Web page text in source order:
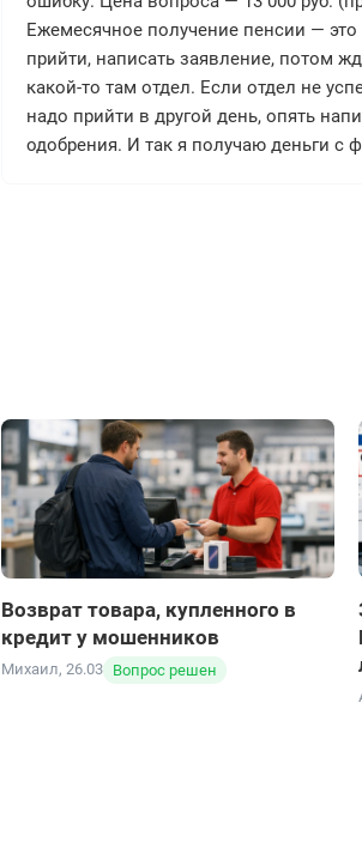
Ежемесячное получение пенсии — это
прийти, написать заявление, потом
какой-то там отдел. Если отдел не
надо прийти в другой день, опять
одобрения. И так я получаю деньги с
поддержка заблокирована, ответы
Общаются только по EMAIL -якобы не
выводить отказываютя на мои счета
добровольно рекомендуют открыть
для вывода средств или
рекомендация владельцам счетов
Мыльный пузырь который скоро
Возврат товара, купленного в
кредит у мошенников
Михаил, 26.03 Вопрос решен